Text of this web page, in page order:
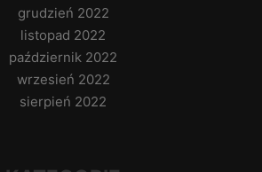
grudzień 2022
listopad 2022
październik 2022
wrzesień 2022
sierpień 2022